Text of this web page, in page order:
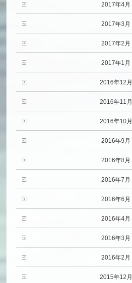
2017年4月
2017年3月
2017年2月
2017年1月
2016年12月
2016年11月
2016年10月
2016年9月
2016年8月
2016年7月
2016年6月
2016年4月
2016年3月
2016年2月
2015年12月